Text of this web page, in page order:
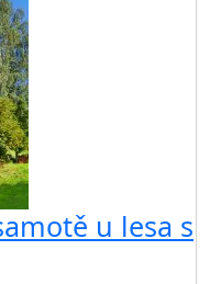
u lesa s